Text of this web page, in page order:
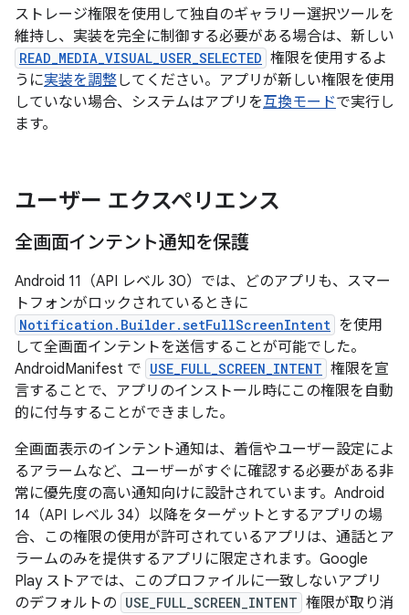
ストレージ権限を使用して独自のギャラリー選択ツールを
維持し、実装を完全に制御する必要がある場合は、新しい
READ_MEDIA_VISUAL_USER_SELECTED 権限を使用するよ
うに実装を調整してください。アプリが新しい権限を使用
していない場合、システムはアプリを互換モードで実行し
ます。
ユーザー エクスペリエンス
全画面インテント通知を保護
Android 11（API レベル 30）では、どのアプリも、スマー
トフォンがロックされているときに
Notification.Builder.setFullScreenIntent を使用
して全画面インテントを送信することが可能でした。
AndroidManifest で USE_FULL_SCREEN_INTENT 権限を宣
言することで、アプリのインストール時にこの権限を自動
的に付与することができました。
全画面表示のインテント通知は、着信やユーザー設定によ
るアラームなど、ユーザーがすぐに確認する必要がある非
常に優先度の高い通知向けに設計されています。Android
14（API レベル 34）以降をターゲットとするアプリの場
合、この権限の使用が許可されているアプリは、通話とア
ラームのみを提供するアプリに限定されます。Google
Play ストアでは、このプロファイルに一致しないアプリ
のデフォルトの USE_FULL_SCREEN_INTENT 権限が取り消